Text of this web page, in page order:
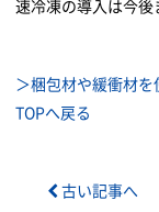
速冷凍の導入は今後
＞梱包材や緩衝材
TOPへ戻る
古い記事へ